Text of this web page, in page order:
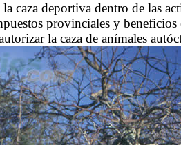
caza deportiva dentro de las
provinciales y
la caza de anímales